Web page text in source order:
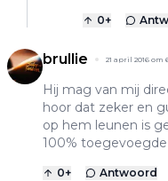
0+
brullie 21 april 2016 om
Hij mag van mij
hoor dat zeker en
op hem leunen is
100% toegevoegde
0+ Antwoord